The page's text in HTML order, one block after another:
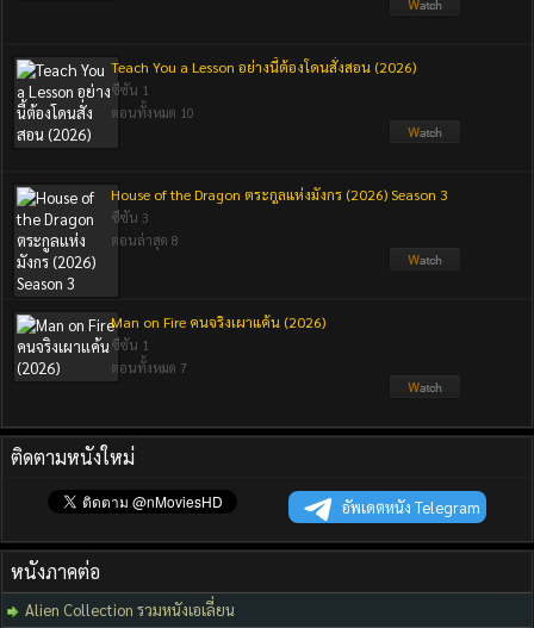
Teach You a Lesson อย่างนี้ต้องโดนสั่งสอน (2026)
ซีซัน 1
ตอนทั้งหมด 10
House of the Dragon ตระกูลแห่งมังกร (2026) Season 3
ซีซัน 3
ตอนล่าสุด 8
Man on Fire คนจริงเผาแค้น (2026)
ซีซัน 1
ตอนทั้งหมด 7
ติดตามหนังใหม่
อัพเดตหนัง Telegram
หนังภาคต่อ
Alien Collection รวมหนังเอเลี่ยน